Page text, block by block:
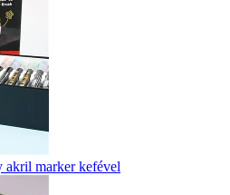
marker kefével